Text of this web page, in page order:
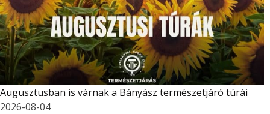
Augusztusban is várnak a Bányász természetjáró túrái
2026-08-04